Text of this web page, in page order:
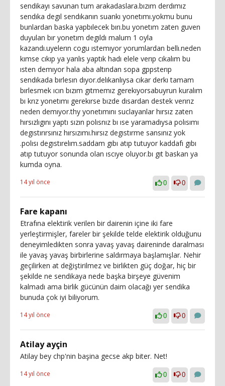
sendikayı savunan tum arakadaslara.bızım derdımız
sendıka degıl sendıkanın suankı yonetımı.yokmu bunu
bunlardan baska yapbılecek bırı.bu yonetım zaten guven
duyulan bır yonetım degıldı malum 1 oyla
kazandı.uyelerın cogu ıstemıyor yorumlardan bellı.neden
kımse cıkıp ya yanlıs yaptık hadı elele verıp cıkalım bu
ısten demıyor hala aba altından sopa gppsterıp
sendıkada bırlesın dıyor.delıkanlıysa cıkar derkı tamam
bırlesmek ıcın bızım gıtmemız gerekıyorsabuyrun kuralım
bı krız yonetımı gerekırse bızde dısardan destek verırız
neden demıyor.thy yonetımını suclayanlar hırsız zaten
hırsızlıgını yaptı sızın polısnız bı ıse yaramadıysa polısımı
degıstırırsınız hırsızımı.hırsız degıstırme sansınız yok
.polısı degıstırelım.saddam gıbı atıp tutuyor kaddafı gıbı
atıp tutuyor sonunda olan ıscıye oluyor.bı gıt baskan ya
kumda oyna.
14 yıl önce 0 0
Fare kapanı
Etrafına elektirik verilen bir dairenin içine iki fare
yerleştirmişler, fareler bir şekilde telde elektirik olduğunu
deneyimledikten sonra yavaş yavaş daireninde daralması
ile yavaş yavaş birbirlerine saldırmaya başlamışlar. Nehir
geçilirken at değiştirilmez ve birlikten güç doğar, hiç bir
şekilde ne sendikaya nede başka birşeye güvenim
kalmadı ama birlik gücünün daim olacağı yer sendika
bunuda çok iyi biliyorum.
14 yıl önce 0 0
Atilay ayçin
Atilay bey chp'nin başina gecse akp biter. Net!
14 yıl önce 0 0